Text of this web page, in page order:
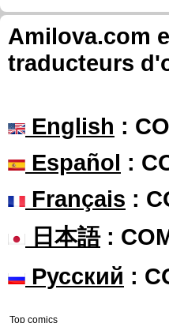
Amilova.com
traducteurs
English :
Español :
Français :
日本語:
Русский :
Top comics